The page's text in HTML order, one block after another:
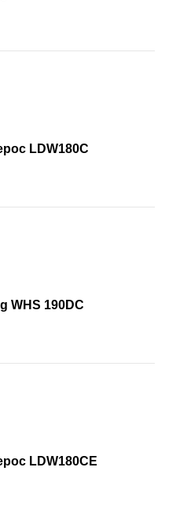
LDW180С
WHS 190DC
LDW180СE